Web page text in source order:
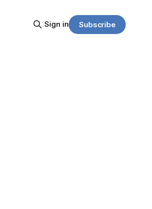
Sign in Subscribe